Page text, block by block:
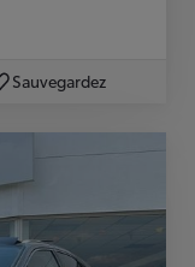
Sauvegardez